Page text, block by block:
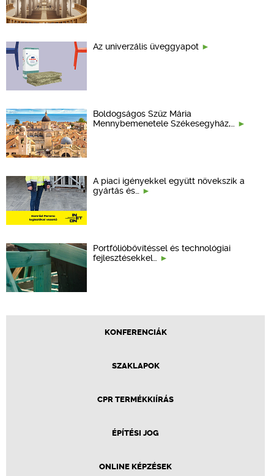
Az univerzális üveggyapot
Boldogságos Szűz Mária
Mennybemenetele Székesegyház,…
A piaci igényekkel együtt növekszik a
gyártás és…
Portfólióbővítéssel és technológiai
fejlesztésekkel…
KONFERENCIÁK
SZAKLAPOK
CPR TERMÉKKIÍRÁS
ÉPÍTÉSI JOG
ONLINE KÉPZÉSEK